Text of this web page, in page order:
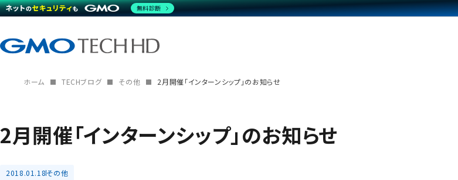
ホーム TECHブログ その他 2月開催「インターンシップ」のお知らせ
2月開催「インターンシップ」のお知らせ
2018.01.18その他
無料診断